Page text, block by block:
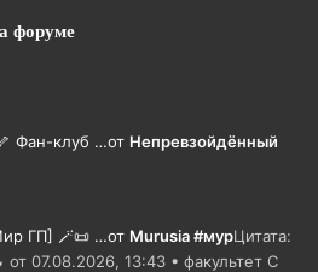
форуме
Фан-клуб …от Непревзойдëнный
ГП] 🪄📜 …от Murusia #мурЦитата:
от 07.08.2026, 13:43 • факультет С